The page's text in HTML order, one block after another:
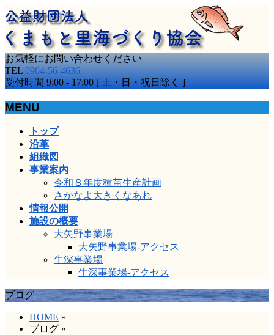
お気軽にお問い合わせください
TEL 0964-56-4636
受付時間 9:00 - 17:00 [ 土・日・祝日除く ]
MENU
トップ
沿革
組織図
事業案内
令和８年度種苗生産計画
さかなよ大きくなあれ
情報公開
施設の概要
大矢野事業場
大矢野事業場-アクセス
牛深事業場
牛深事業場-アクセス
ブログ
HOME »
ブログ »